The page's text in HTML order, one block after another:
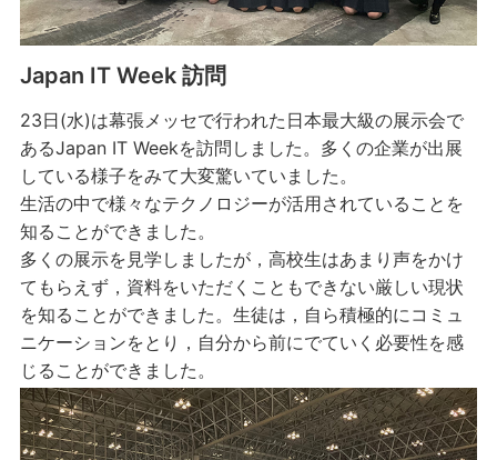
Japan IT Week 訪問
23日(水)は幕張メッセで行われた日本最大級の展示会で
あるJapan IT Weekを訪問しました。多くの企業が出展
している様子をみて大変驚いていました。
生活の中で様々なテクノロジーが活用されていることを
知ることができました。
多くの展示を見学しましたが，高校生はあまり声をかけ
てもらえず，資料をいただくこともできない厳しい現状
を知ることができました。生徒は，自ら積極的にコミュ
ニケーションをとり，自分から前にでていく必要性を感
じることができました。